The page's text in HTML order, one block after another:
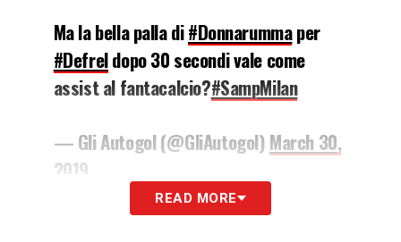
Ma la bella palla di#Donnarummaper
#Defreldopo 30 secondi vale come
assist al fantacalcio?#SampMilan
— Gli Autogol (@GliAutogol) March 30,
2019
READ MORE